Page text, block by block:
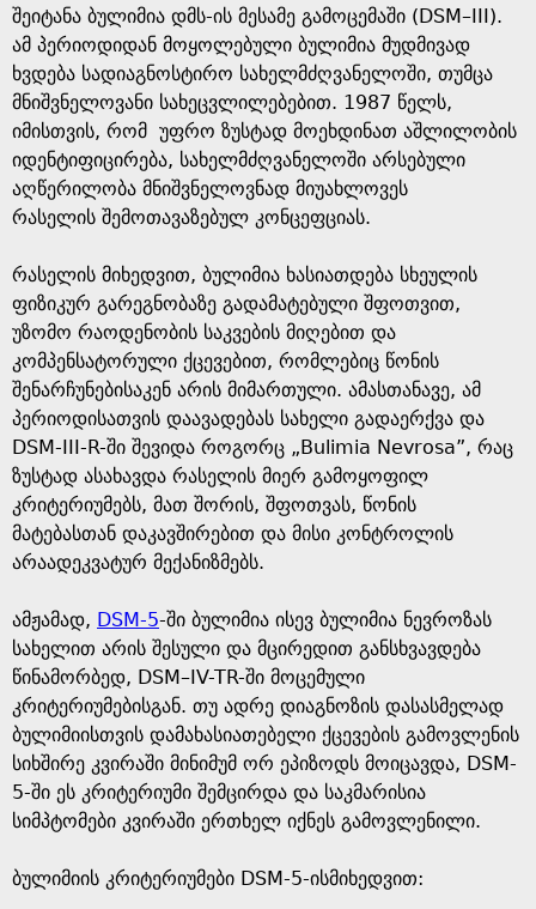
შეიტანა ბულიმია დმს-ის მესამე გამოცემაში (DSM–III).
ამ პერიოდიდან მოყოლებული ბულიმია მუდმივად
ხვდება სადიაგნოსტირო სახელმძღვანელოში, თუმცა
მნიშვნელოვანი სახეცვლილებებით. 1987 წელს,
იმისთვის, რომ უფრო ზუსტად მოეხდინათ აშლილობის
იდენტიფიცირება, სახელმძღვანელოში არსებული
აღწერილობა მნიშვნელოვნად მიუახლოვეს
რასელის შემოთავაზებულ კონცეფციას.
რასელის მიხედვით, ბულიმია ხასიათდება სხეულის
ფიზიკურ გარეგნობაზე გადამატებული შფოთვით,
უზომო რაოდენობის საკვების მიღებით და
კომპენსატორული ქცევებით, რომლებიც წონის
შენარჩუნებისაკენ არის მიმართული. ამასთანავე, ამ
პერიოდისათვის დაავადებას სახელი გადაერქვა და
DSM-III-R-ში შევიდა როგორც „Bulimia Nevrosa”, რაც
ზუსტად ასახავდა რასელის მიერ გამოყოფილ
კრიტერიუმებს, მათ შორის, შფოთვას, წონის
მატებასთან დაკავშირებით და მისი კონტროლის
არაადეკვატურ მექანიზმებს.
ამჟამად, DSM-5-ში ბულიმია ისევ ბულიმია ნევროზას
სახელით არის შესული და მცირედით განსხვავდება
წინამორბედ, DSM–IV-TR-ში მოცემული
კრიტერიუმებისგან. თუ ადრე დიაგნოზის დასასმელად
ბულიმიისთვის დამახასიათებელი ქცევების გამოვლენის
სიხშირე კვირაში მინიმუმ ორ ეპიზოდს მოიცავდა, DSM-
5-ში ეს კრიტერიუმი შემცირდა და საკმარისია
სიმპტომები კვირაში ერთხელ იქნეს გამოვლენილი.
ბულიმიის კრიტერიუმები DSM-5-ისმიხედვით: